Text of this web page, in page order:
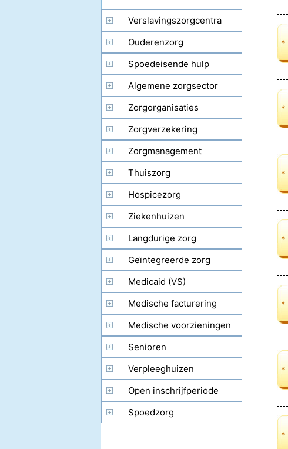
*
*
*
*
*
*
*
Verslavingszorgcentra
Ouderenzorg
Spoedeisende hulp
Algemene zorgsector
Zorgorganisaties
Zorgverzekering
Zorgmanagement
Thuiszorg
Hospicezorg
Ziekenhuizen
Langdurige zorg
Geïntegreerde zorg
(managed care)
Medicaid (VS)
Medische facturering
Medische voorzieningen
Senioren
Verpleeghuizen
Open inschrijfperiode
(OEP)
Spoedzorg